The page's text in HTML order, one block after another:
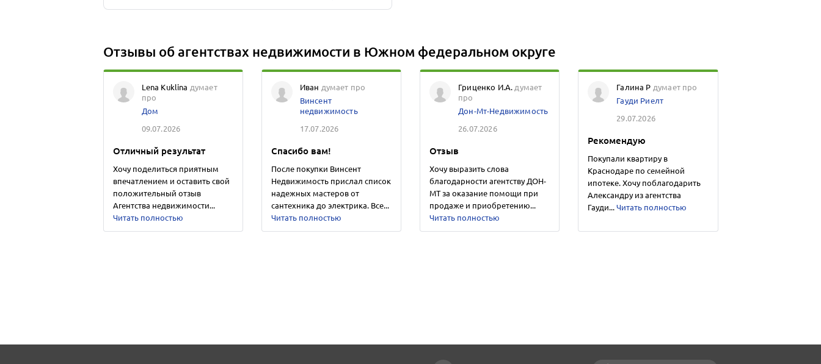
Отзывы об агентствах недвижимости в Южном федеральном округе
Lena Kuklina думает
про
Дом
09.07.2026
Отличный результат
Хочу поделиться приятным
впечатлением и оставить свой
положительный отзыв
Агентства недвижимости...
Читать полностью
Иван думает про
Винсент
недвижимость
17.07.2026
Спасибо вам!
После покупки Винсент
Недвижимость прислал список
надежных мастеров от
сантехника до электрика. Все...
Читать полностью
Гриценко И.А. думает
про
Дон-Мт-Недвижимость
26.07.2026
Отзыв
Хочу выразить слова
благодарности агентству ДОН-
МТ за оказание помощи при
продаже и приобретению...
Читать полностью
Галина Р думает про
Гауди Риелт
29.07.2026
Рекомендую
Покупали квартиру в
Краснодаре по семейной
ипотеке. Хочу поблагодарить
Александру из агентства
Гауди...Читать полностью